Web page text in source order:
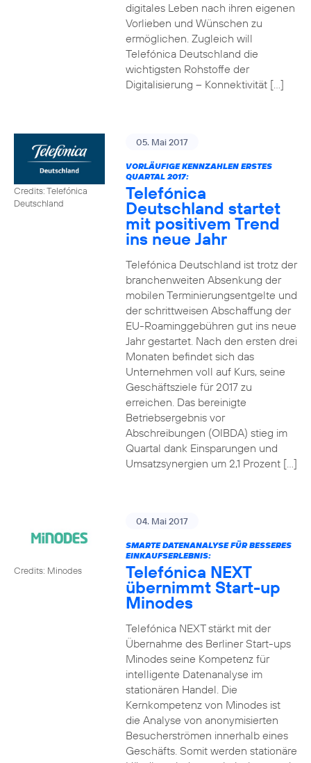
digitales Leben nach ihren eigenen
Vorlieben und Wünschen zu
ermöglichen. Zugleich will
Telefónica Deutschland die
wichtigsten Rohstoffe der
Digitalisierung – Konnektivität […]
Credits: Telefónica
Deutschland
05. Mai 2017
VORLÄUFIGE KENNZAHLEN ERSTES
QUARTAL 2017:
Telefónica
Deutschland startet
mit positivem Trend
ins neue Jahr
Telefónica Deutschland ist trotz der
branchenweiten Absenkung der
mobilen Terminierungsentgelte und
der schrittweisen Abschaffung der
EU-Roaminggebühren gut ins neue
Jahr gestartet. Nach den ersten drei
Monaten befindet sich das
Unternehmen voll auf Kurs, seine
Geschäftsziele für 2017 zu
erreichen. Das bereinigte
Betriebsergebnis vor
Abschreibungen (OIBDA) stieg im
Quartal dank Einsparungen und
Umsatzsynergien um 2,1 Prozent […]
Credits: Minodes
04. Mai 2017
SMARTE DATENANALYSE FÜR BESSERES
EINKAUFSERLEBNIS:
Telefónica NEXT
übernimmt Start-up
Minodes
Telefónica NEXT stärkt mit der
Übernahme des Berliner Start-ups
Minodes seine Kompetenz für
intelligente Datenanalyse im
stationären Handel. Die
Kernkompetenz von Minodes ist
die Analyse von anonymisierten
Besucherströmen innerhalb eines
Geschäfts. Somit werden stationäre